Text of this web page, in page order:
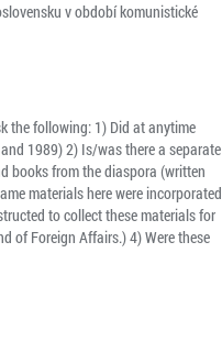
v období komunistické
the following: 1) Did at anytime
1989) 2) Is/was there a separate
books from the diaspora (written
materials here were incorporated
to collect these materials for
of Foreign Affairs.) 4) Were these